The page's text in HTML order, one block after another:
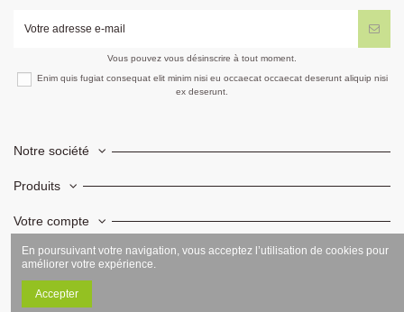
Vous pouvez vous désinscrire à tout moment.
Enim quis fugiat consequat elit minim nisi eu occaecat occaecat deserunt aliquip nisi
ex deserunt.
Notre société
Produits
Votre compte
Informations
En poursuivant votre navigation, vous acceptez l’utilisation de cookies pour
améliorer votre expérience.
Accepter